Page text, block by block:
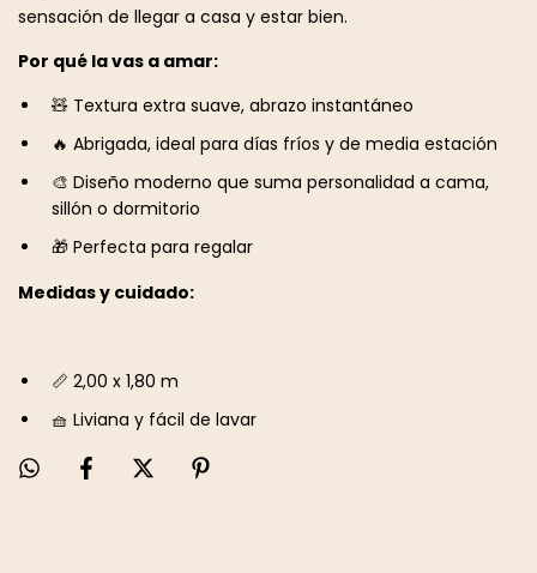
sensación de llegar a casa y estar bien.
Por qué la vas a amar:
🧸 Textura extra suave, abrazo instantáneo
🔥 Abrigada, ideal para días fríos y de media estación
🎨 Diseño moderno que suma personalidad a cama,
sillón o dormitorio
🎁 Perfecta para regalar
Medidas y cuidado:
📏 2,00 x 1,80 m
🧺 Liviana y fácil de lavar